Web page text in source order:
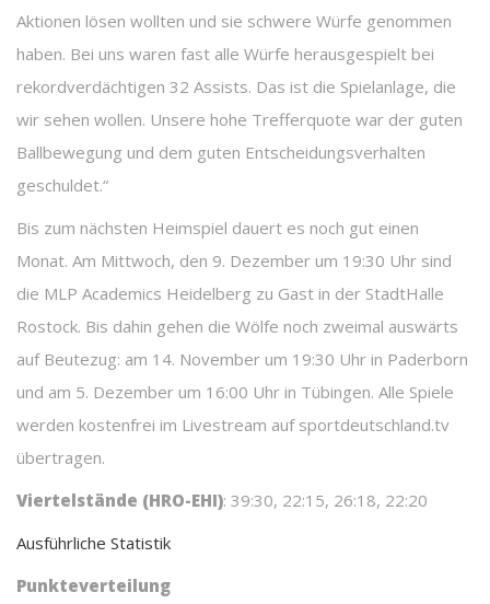
Aktionen lösen wollten und sie schwere Würfe genommen
haben. Bei uns waren fast alle Würfe herausgespielt bei
rekordverdächtigen 32 Assists. Das ist die Spielanlage, die
wir sehen wollen. Unsere hohe Trefferquote war der guten
Ballbewegung und dem guten Entscheidungsverhalten
geschuldet.“
Bis zum nächsten Heimspiel dauert es noch gut einen
Monat. Am Mittwoch, den 9. Dezember um 19:30 Uhr sind
die MLP Academics Heidelberg zu Gast in der StadtHalle
Rostock. Bis dahin gehen die Wölfe noch zweimal auswärts
auf Beutezug: am 14. November um 19:30 Uhr in Paderborn
und am 5. Dezember um 16:00 Uhr in Tübingen. Alle Spiele
werden kostenfrei im Livestream auf sportdeutschland.tv
übertragen.
Viertelstände (HRO-EHI): 39:30, 22:15, 26:18, 22:20
Ausführliche Statistik
Punkteverteilung